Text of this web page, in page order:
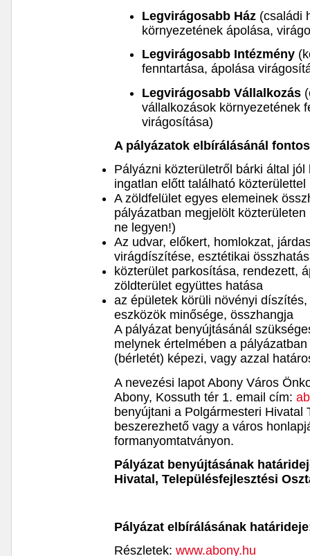
Legvirágosabb Ház (családi
környezetének ápolása,
Legvirágosabb Intézmény
fenntartása, ápolása
Legvirágosabb Vállalkozás
vállalkozások környezetének
virágosítása)
A pályázatok elbírálásánál
Pályázni közterületről bárki által
ingatlan előtt található közterülettel
A zöldfelület egyes elemeinek
pályázatban megjelölt
ne legyen!)
Az udvar, előkert, homlokzat,
virágdíszítése, esztétikai
közterület parkosítása, rendezett,
zöldterület együttes hatása
az épületek körüli növényi
eszközök minősége, összhangja
A pályázat benyújtásánál
melynek értelmében a
(bérletét) képezi, vagy azzal
A nevezési lapot Abony Város
Abony, Kossuth tér 1. email cím:
benyújtani a Polgármesteri Hivatal
beszerezhető vagy a város
formanyomtatványon.
Pályázat benyújtásának
Hivatal, Településfejlesztési
Pályázat elbírálásának
Részletek:www.abony.hu